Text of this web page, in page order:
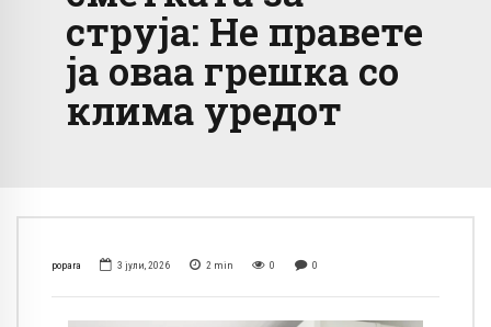
струја: Не правете
ја оваа грешка со
клима уредот
popara 3 јули, 2026 2 min 0 0